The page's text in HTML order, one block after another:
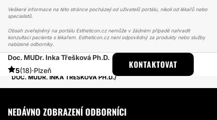
Veškeré informace na této stránce pocházejí od uživatelů portálu, nikoli od lékařů nebo
specialistů.
Obsah zveřejněný na portálu Estheticon.cz nemůže v žádném případě nahradit
konzultaci pacienta s lékařem. Estheticon.cz není odpovědný za produkty nebo služby
nabízené odborníky.
Doc. MUDr. Inka Třešková Ph.D.
5(18)·Plzeň
KONTAKTOVAT
ESTHETICON
PŘÍBĚHY
PŘÍBĚHY TÝKAJÍCÍ SE ZÁKROKU MODELACE PRSOU
DOC. MUDR. INKA TŘEŠKOVÁ PH.D.
NEDÁVNO ZOBRAZENÍ ODBORNÍCI